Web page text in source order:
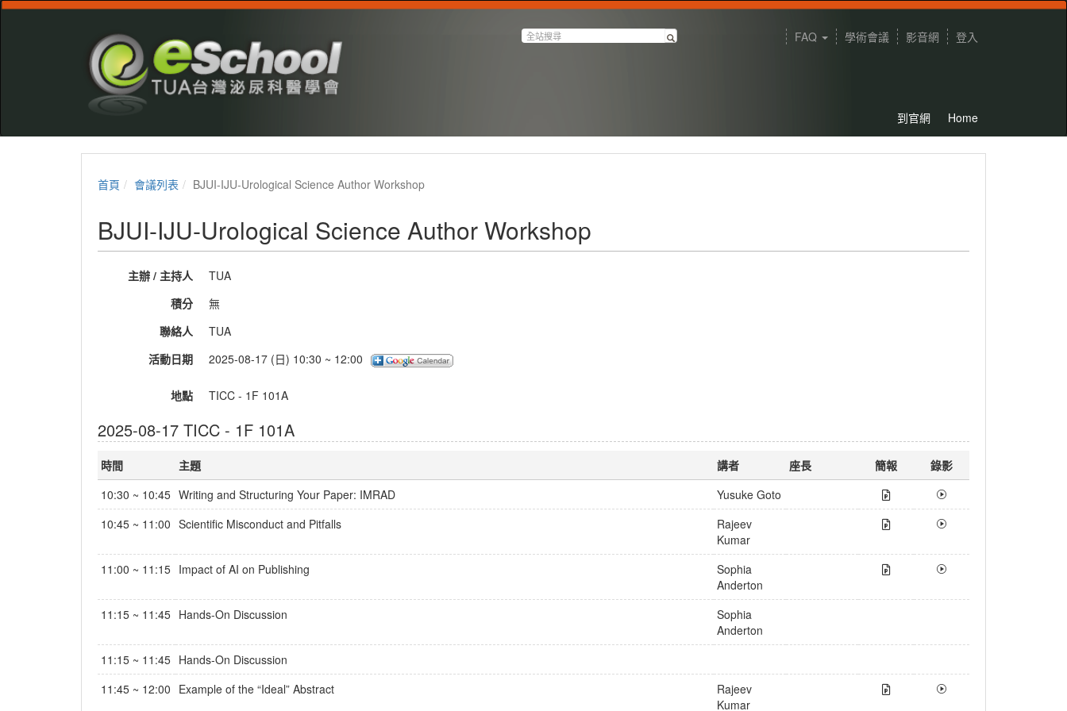
FAQ 學術會議 影音網 登入
到官網 Home
首頁 會議列表 BJUI-IJU-Urological Science Author Workshop
BJUI-IJU-Urological Science Author Workshop
主辦 / 主持人
TUA
積分
無
聯絡人
TUA
活動日期
2025-08-17 (日) 10:30 ~ 12:00
地點 TICC - 1F 101A
2025-08-17 TICC - 1F 101A
時間 主題 講者 座長 簡報
錄影
10:30 ~ 10:45 Writing and Structuring Your Paper: IMRAD
Yusuke Goto
10:45 ~ 11:00 Scientific Misconduct and Pitfalls
Rajeev
Kumar
11:00 ~ 11:15 Impact of AI on Publishing
Sophia
Anderton
11:15 ~ 11:45 Hands-On Discussion
Sophia
Anderton
11:15 ~ 11:45 Hands-On Discussion
11:45 ~ 12:00 Example of the “Ideal” Abstract
Rajeev
Kumar